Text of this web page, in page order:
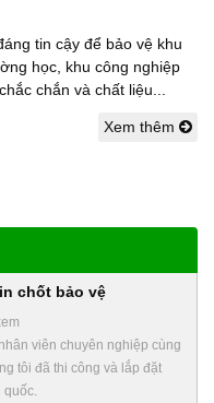
tin cậy để bảo vệ khu
học, khu công nghiệp
chắn và chất liệu...
Xem thêm
chốt bảo vệ
viên chuyên nghiệp cùng
tôi đã thi công và lắp đặt
quốc.